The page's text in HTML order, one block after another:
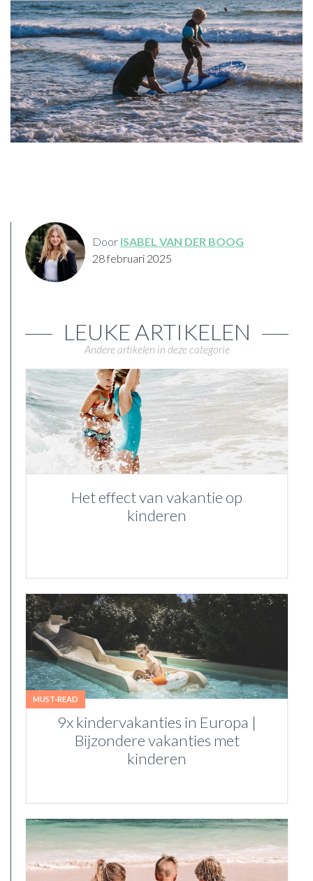
Door ISABEL VAN DER BOOG
28 februari 2025
LEUKE ARTIKELEN
Andere artikelen in deze categorie
Het effect van vakantie op
kinderen
MUST-READ
9x kindervakanties in Europa |
Bijzondere vakanties met
kinderen